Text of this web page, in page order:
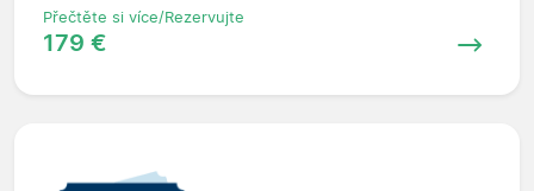
Přečtěte si více/Rezervujte
179 €